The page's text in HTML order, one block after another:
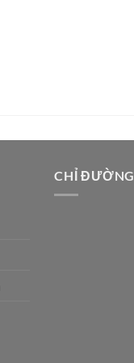
CHỈ ĐƯỜNG